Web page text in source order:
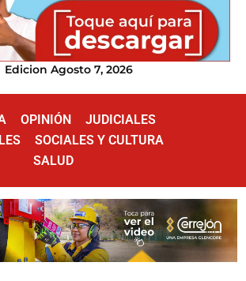
Edicion Agosto 7, 2026
OPINIÓN
JUDICIALES
SOCIALES Y CULTURA
SALUD